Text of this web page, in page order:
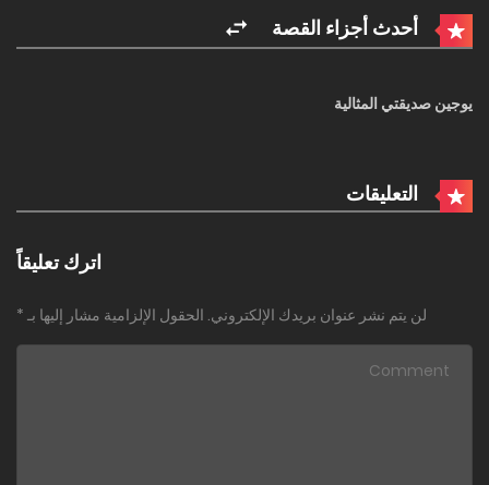
أحدث أجزاء القصة
يوجين صديقتي المثالية
التعليقات
اترك تعليقاً
لن يتم نشر عنوان بريدك الإلكتروني. الحقول الإلزامية مشار إليها بـ *